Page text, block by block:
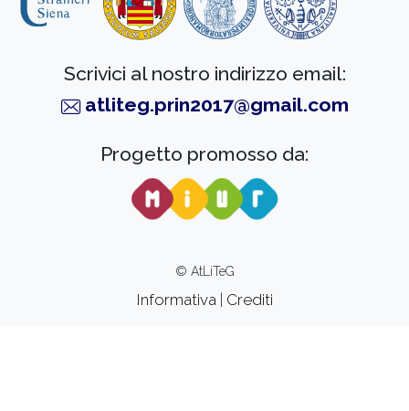
Scrivici al nostro indirizzo email:
atliteg.prin2017@gmail.com
Progetto promosso da:
© AtLiTeG
Informativa| Crediti